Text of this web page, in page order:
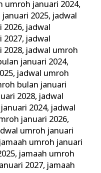
umroh januari 2024,
2025, jadwal
2026, jadwal
2027, jadwal
2028, jadwal umroh
januari 2024,
, jadwal umroh
bulan januari
2028, jadwal
2024, jadwal
januari 2026,
umroh januari
jamaah umroh januari
, jamaah umroh
2027, jamaah